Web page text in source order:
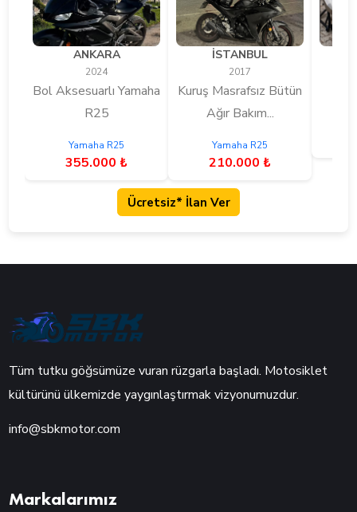
ANKARA
2024
Bol Aksesuarlı Yamaha
R25
Yamaha R25
355.000 ₺
İSTANBUL
2017
Kuruş Masrafsız Bütün
Ağır Bakım...
Yamaha R25
210.000 ₺
Ücretsiz* İlan Ver
Tüm tutku göğsümüze vuran rüzgarla başladı. Motosiklet
kültürünü ülkemizde yaygınlaştırmak vizyonumuzdur.
info@sbkmotor.com
Markalarımız